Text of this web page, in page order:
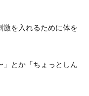
激を入れるために体を
」とか「ちょっとしん